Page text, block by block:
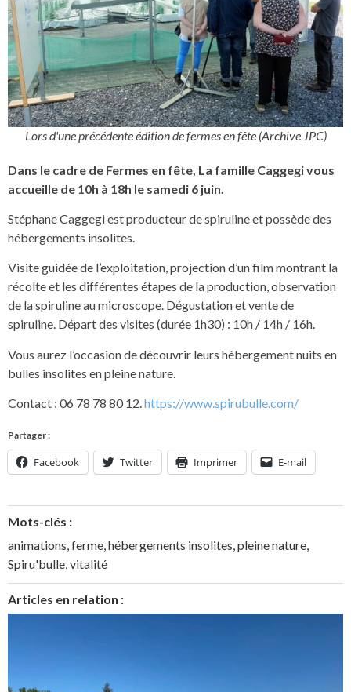
Lors d'une précédente édition de fermes en fête (Archive JPC)
Dans le cadre de Fermes en fête, La famille Caggegi vous
accueille de 10h à 18h le samedi 6 juin.
Stéphane Caggegi est producteur de spiruline et possède des
hébergements insolites.
Visite guidée de l’exploitation, projection d’un film montrant la
récolte et les différentes étapes de la production, observation
de la spiruline au microscope. Dégustation et vente de
spiruline. Départ des visites (durée 1h30) : 10h / 14h / 16h.
Vous aurez l’occasion de découvrir leurs hébergement nuits en
bulles insolites en pleine nature.
Contact : 06 78 78 80 12.https://www.spirubulle.com/
Partager :
Facebook Twitter Imprimer E-mail
Mots-clés :
animations ferme hébergements insolites pleine nature
Spiru'bulle vitalité
Articles en relation :